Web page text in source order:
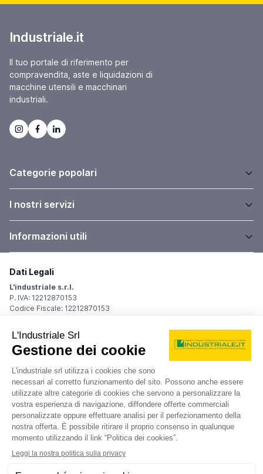
Industriale.it
Il tuo portale di riferimento per
compravendita, aste e liquidazioni di
macchine utensili e macchinari
industriali.
Categorie popolari
I nostri servizi
Informazioni utili
Dati Legali
L'industriale s.r.l.
P. IVA: 12212870153
Codice Fiscale: 12212870153
Sede Legale
Via Carlo Dolci, 32
20148 Milano (MI)
Italy
Registro Imprese
Iscrizione R.I.: 12212870153
REA: MI-1539011
Capitale sociale: Euro 10.400,00 i.v.
Contatti